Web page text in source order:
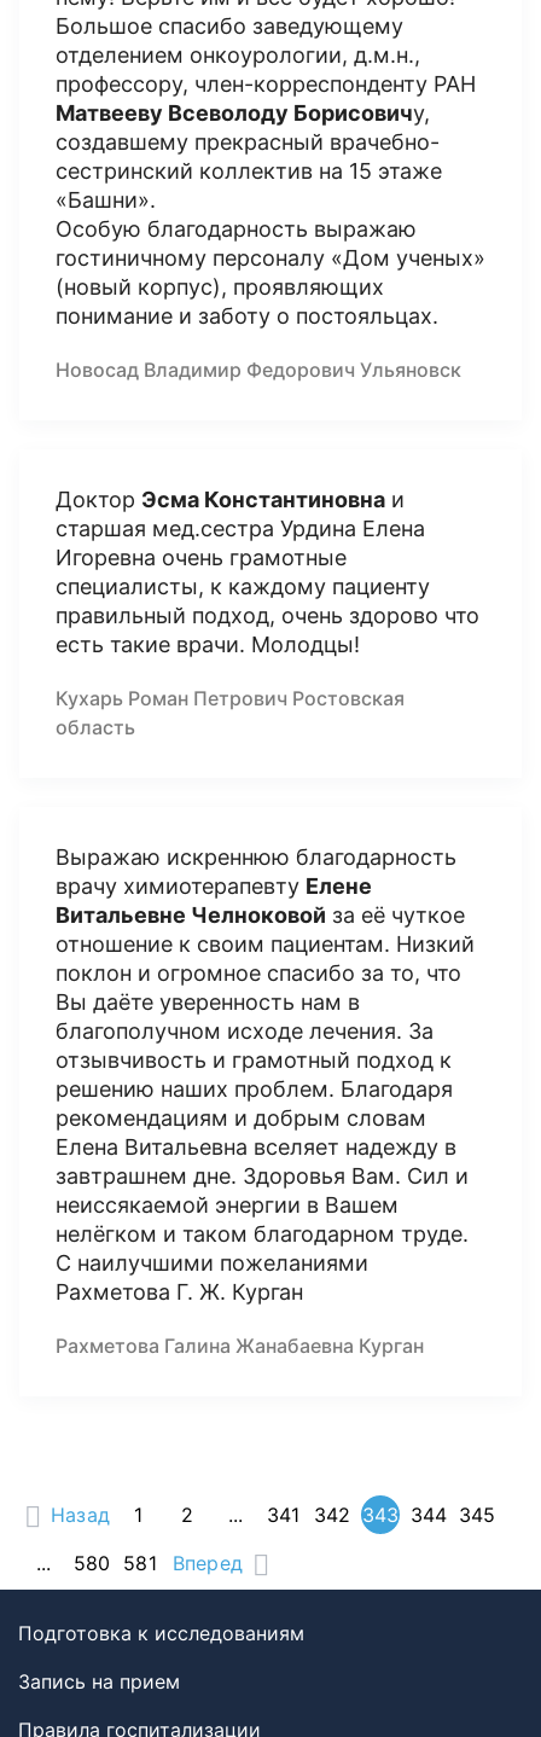
Большое спасибо заведующему
отделением онкоурологии, д.м.н.,
профессору, член-корреспонденту РАН
Матвееву Всеволоду Борисовичу,
создавшему прекрасный врачебно-
сестринский коллектив на 15 этаже
«Башни».
Особую благодарность выражаю
гостиничному персоналу «Дом ученых»
(новый корпус), проявляющих
понимание и заботу о постояльцах.
Новосад Владимир Федорович Ульяновск
Доктор Эсма Константиновна и
старшая мед.сестра Урдина Елена
Игоревна очень грамотные
специалисты, к каждому пациенту
правильный подход, очень здорово что
есть такие врачи. Молодцы!
Кухарь Роман Петрович Ростовская
область
Выражаю искреннюю благодарность
врачу химиотерапевту Елене
Витальевне Челноковой за её чуткое
отношение к своим пациентам. Низкий
поклон и огромное спасибо за то, что
Вы даёте уверенность нам в
благополучном исходе лечения. За
отзывчивость и грамотный подход к
решению наших проблем. Благодаря
рекомендациям и добрым словам
Елена Витальевна вселяет надежду в
завтрашнем дне. Здоровья Вам. Сил и
неиссякаемой энергии в Вашем
нелёгком и таком благодарном труде.
С наилучшими пожеланиями
Рахметова Г. Ж. Курган
Рахметова Галина Жанабаевна Курган
Назад 1 2 ... 341 342 343 344 345
...
580 581 Вперед
Подготовка к исследованиям
Запись на прием
Правила госпитализации